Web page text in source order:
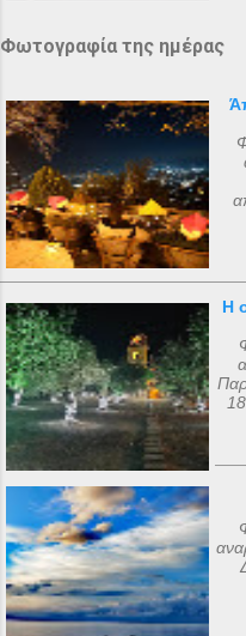
Φωτογραφία της ημέρας
Η